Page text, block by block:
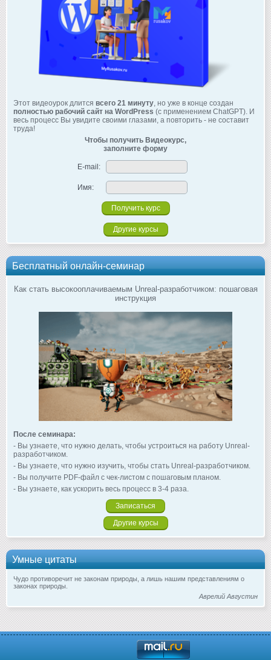
Этот видеоурок длится всего 21 минуту, но уже в конце создан
полностью рабочий сайт на WordPress (с применением ChatGPT). И
весь процесс Вы увидите своими глазами, а повторить - не составит
труда!
Чтобы получить Видеокурс,
заполните форму
E-mail:
Имя:
Другие курсы
Бесплатный онлайн-семинар
Как стать высокооплачиваемым Unreal-разработчиком: пошаговая
инструкция
После семинара:
- Вы узнаете, что нужно делать, чтобы устроиться на работу Unreal-
разработчиком.
- Вы узнаете, что нужно изучить, чтобы стать Unreal-разработчиком.
- Вы получите PDF-файл с чек-листом с пошаговым планом.
- Вы узнаете, как ускорить весь процесс в 3-4 раза.
Записаться
Другие курсы
Умные цитаты
Чудо противоречит не законам природы, а лишь нашим представлениям о
законах природы.
Аврелий Августин